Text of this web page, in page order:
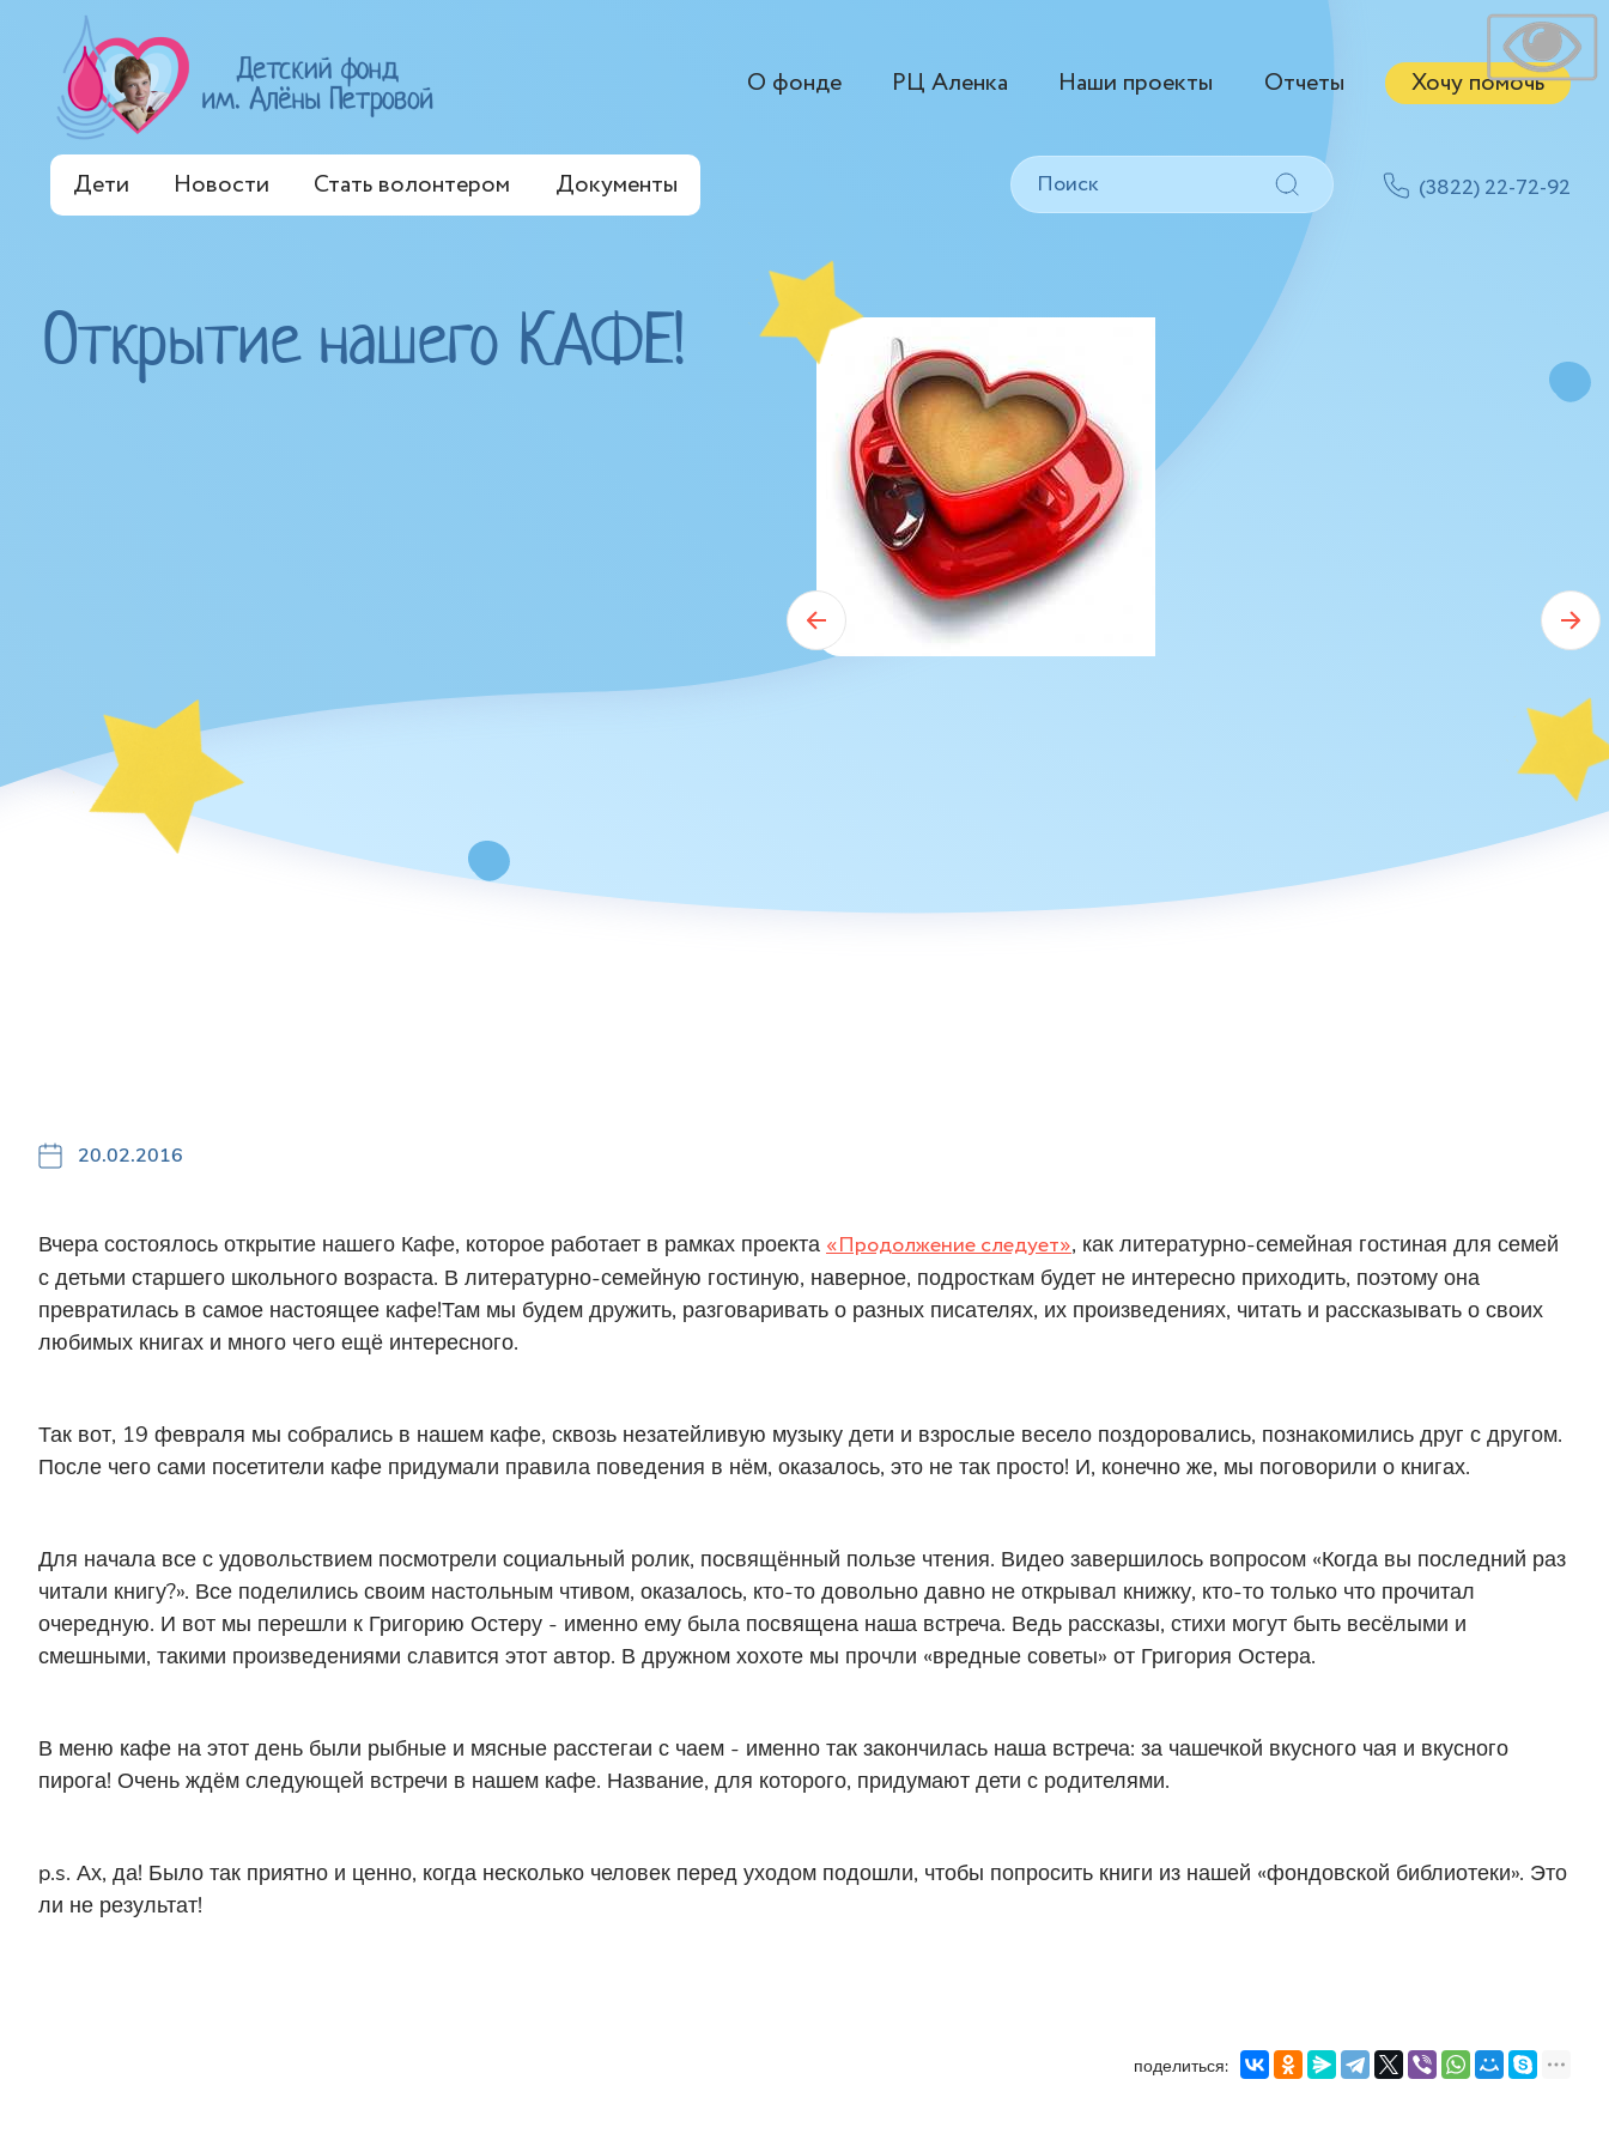
О фонде РЦ Аленка Наши проекты Отчеты Хочу помочь
Дети Новости Стать волонтером Документы (3822) 22-72-92
Открытие нашего КАФЕ!
20.02.2016
Вчера состоялось открытие нашего Кафе, которое работает в рамках проекта «Продолжение следует», как литературно-семейная гостиная для семей
с детьми старшего школьного возраста. В литературно-семейную гостиную, наверное, подросткам будет не интересно приходить, поэтому она
превратилась в самое настоящее кафе!Там мы будем дружить, разговаривать о разных писателях, их произведениях, читать и рассказывать о своих
любимых книгах и много чего ещё интересного.
Так вот, 19 февраля мы собрались в нашем кафе, сквозь незатейливую музыку дети и взрослые весело поздоровались, познакомились друг с другом.
После чего сами посетители кафе придумали правила поведения в нём, оказалось, это не так просто! И, конечно же, мы поговорили о книгах.
Для начала все с удовольствием посмотрели социальный ролик, посвящённый пользе чтения. Видео завершилось вопросом «Когда вы последний раз
читали книгу?». Все поделились своим настольным чтивом, оказалось, кто-то довольно давно не открывал книжку, кто-то только что прочитал
очередную. И вот мы перешли к Григорию Остеру - именно ему была посвящена наша встреча. Ведь рассказы, стихи могут быть весёлыми и
смешными, такими произведениями славится этот автор. В дружном хохоте мы прочли «вредные советы» от Григория Остера.
В меню кафе на этот день были рыбные и мясные расстегаи с чаем - именно так закончилась наша встреча: за чашечкой вкусного чая и вкусного
пирога! Очень ждём следующей встречи в нашем кафе. Название, для которого, придумают дети с родителями.
p.s. Ах, да! Было так приятно и ценно, когда несколько человек перед уходом подошли, чтобы попросить книги из нашей «фондовской библиотеки». Это
ли не результат!
поделиться: